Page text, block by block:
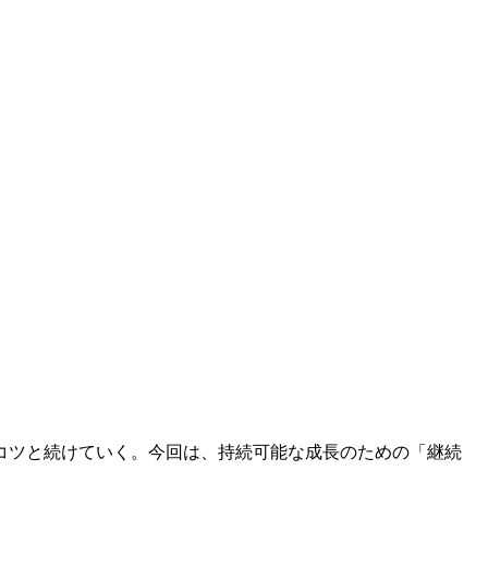
と続けていく。今回は、持続可能な成長のための「継続